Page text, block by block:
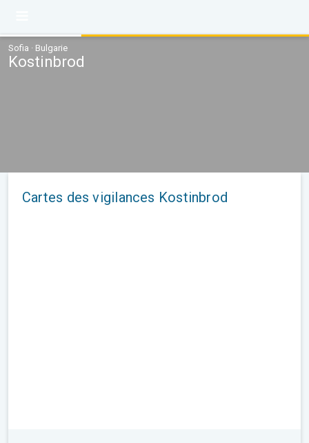
Sofia · Bulgarie
Kostinbrod
Cartes des vigilances Kostinbrod